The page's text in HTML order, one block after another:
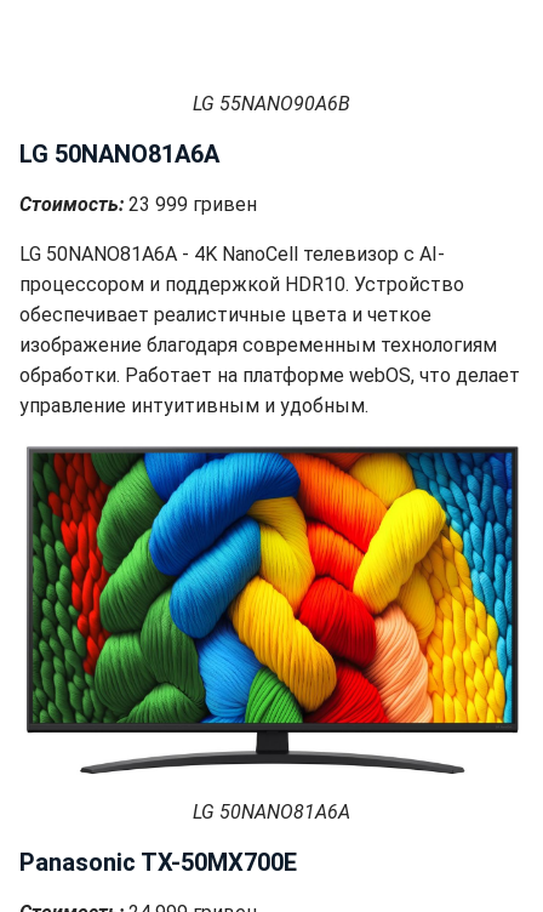
LG 55NANO90A6B
LG 50NANO81A6A
Стоимость: 23 999 гривен
LG 50NANO81A6A - 4K NanoCell телевизор с AI-
процессором и поддержкой HDR10. Устройство
обеспечивает реалистичные цвета и четкое
изображение благодаря современным технологиям
обработки. Работает на платформе webOS, что делает
управление интуитивным и удобным.
LG 50NANO81A6A
Panasonic TX-50MX700E